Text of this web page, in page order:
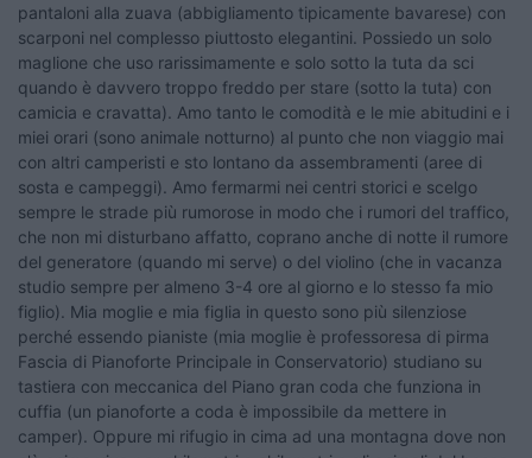
pantaloni alla zuava (abbigliamento tipicamente bavarese) con
scarponi nel complesso piuttosto elegantini. Possiedo un solo
maglione che uso rarissimamente e solo sotto la tuta da sci
quando è davvero troppo freddo per stare (sotto la tuta) con
camicia e cravatta). Amo tanto le comodità e le mie abitudini e i
miei orari (sono animale notturno) al punto che non viaggio mai
con altri camperisti e sto lontano da assembramenti (aree di
sosta e campeggi). Amo fermarmi nei centri storici e scelgo
sempre le strade più rumorose in modo che i rumori del traffico,
che non mi disturbano affatto, coprano anche di notte il rumore
del generatore (quando mi serve) o del violino (che in vacanza
studio sempre per almeno 3-4 ore al giorno e lo stesso fa mio
figlio). Mia moglie e mia figlia in questo sono più silenziose
perché essendo pianiste (mia moglie è professoresa di pirma
Fascia di Pianoforte Principale in Conservatorio) studiano su
tastiera con meccanica del Piano gran coda che funziona in
cuffia (un pianoforte a coda è impossibile da mettere in
camper). Oppure mi rifugio in cima ad una montagna dove non